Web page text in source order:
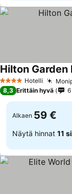
4 Tähtiluokitus
Hotelli
Hilton
8,3 Erittäin hyvä
Alkaen 59 €
Näytä hinnat 11